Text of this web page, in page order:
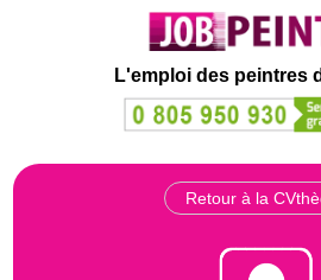
L'emploi des peintres
Retour à la